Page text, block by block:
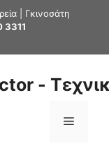
| Γκινοσάτη
3311
-